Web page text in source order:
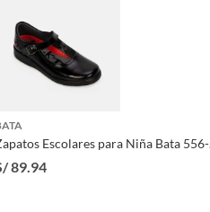
Escolares para Niña Bata 556-
89.94